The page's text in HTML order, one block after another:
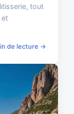
tout
et
de lecture →